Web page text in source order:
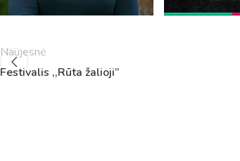
Naujesnė
Festivalis ,,Rūta žalioji”